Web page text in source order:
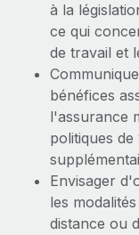
à la
ce qui
de travail et
bénéfices
l'assurance
politiques
Envisager
les
distance ou